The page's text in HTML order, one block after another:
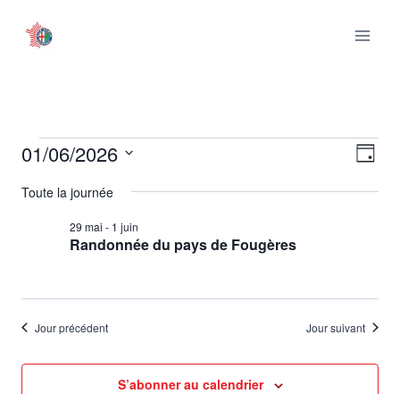
Évènements
for
2026
par
de
Jour
01/06/2026
une
Toute la journée
Randonnée du pays de Fougères
29 mai - 1 juin
Jour précédent Jour suivant
S’abonner au calendrier